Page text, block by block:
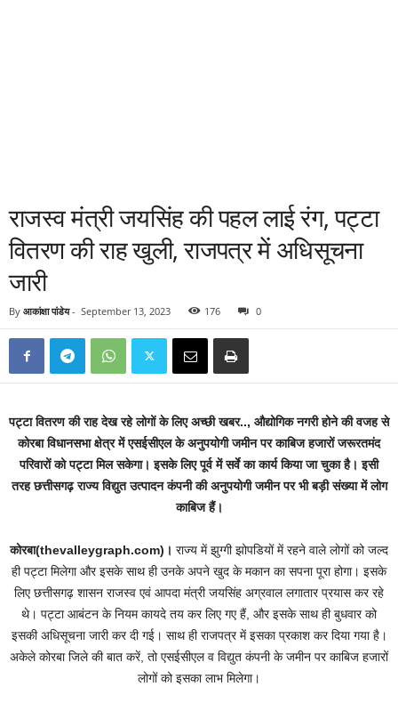
राजस्व मंत्री जयसिंह की पहल लाई रंग, पट्टा
वितरण की राह खुली, राजपत्र में अधिसूचना
जारी
By आकांक्षा पांडेय- September 13, 2023 176 0
पट्टा वितरण की राह देख रहे लोगों के लिए अच्छी खबर.., औद्योगिक नगरी होने की वजह से
कोरबा विधानसभा क्षेत्र में एसईसीएल के अनुपयोगी जमीन पर काबिज हजारों जरूरतमंद
परिवारों को पट्टा मिल सकेगा। इसके लिए पूर्व में सर्वे का कार्य किया जा चुका है। इसी
तरह छत्तीसगढ़ राज्य विद्युत उत्पादन कंपनी की अनुपयोगी जमीन पर भी बड़ी संख्या में लोग
काबिज हैं।
कोरबा(thevalleygraph.com)। राज्य में झुग्गी झोपडियों में रहने वाले लोगों को जल्द
ही पट्टा मिलेगा और इसके साथ ही उनके अपने खुद के मकान का सपना पूरा होगा। इसके
लिए छत्तीसगढ़ शासन राजस्व एवं आपदा मंत्री जयसिंह अग्रवाल लगातार प्रयास कर रहे
थे। पट्टा आबंटन के नियम कायदे तय कर लिए गए हैं, और इसके साथ ही बुधवार को
इसकी अधिसूचना जारी कर दी गई। साथ ही राजपत्र में इसका प्रकाश कर दिया गया है।
अकेले कोरबा जिले की बात करें, तो एसईसीएल व विद्युत कंपनी के जमीन पर काबिज हजारों
लोगों को इसका लाभ मिलेगा।